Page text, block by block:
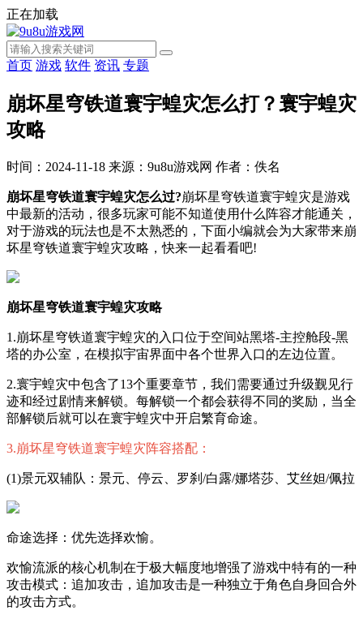
正在加载
首页 游戏 软件 资讯 专题
崩坏星穹铁道寰宇蝗灾怎么打？寰宇蝗灾
攻略
时间：2024-11-18 来源：9u8u游戏网 作者：佚名
崩坏星穹铁道寰宇蝗灾怎么过?崩坏星穹铁道寰宇蝗灾是游戏
中最新的活动，很多玩家可能不知道使用什么阵容才能通关，
对于游戏的玩法也是不太熟悉的，下面小编就会为大家带来崩
坏星穹铁道寰宇蝗灾攻略，快来一起看看吧!
崩坏星穹铁道寰宇蝗灾攻略
1.崩坏星穹铁道寰宇蝗灾的入口位于空间站黑塔-主控舱段-黑
塔的办公室，在模拟宇宙界面中各个世界入口的左边位置。
2.寰宇蝗灾中包含了13个重要章节，我们需要通过升级觐见行
迹和经过剧情来解锁。每解锁一个都会获得不同的奖励，当全
部解锁后就可以在寰宇蝗灾中开启繁育命途。
3.崩坏星穹铁道寰宇蝗灾阵容搭配：
(1)景元双辅队：景元、停云、罗刹/白露/娜塔莎、艾丝妲/佩拉
命途选择：优先选择欢愉。
欢愉流派的核心机制在于极大幅度地增强了游戏中特有的一种
攻击模式：追加攻击，追加攻击是一种独立于角色自身回合外
的攻击方式。